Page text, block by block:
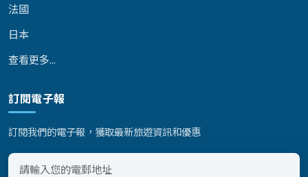
法國
日本
查看更多...
訂閱電子報
訂閱我們的電子報，獲取最新旅遊資訊和優惠